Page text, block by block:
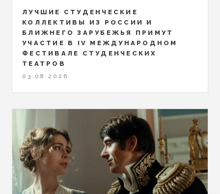
ЛУЧШИЕ СТУДЕНЧЕСКИЕ
КОЛЛЕКТИВЫ ИЗ РОССИИ И
БЛИЖНЕГО ЗАРУБЕЖЬЯ ПРИМУТ
УЧАСТИЕ В IV МЕЖДУНАРОДНОМ
ФЕСТИВАЛЕ СТУДЕНЧЕСКИХ
ТЕАТРОВ
03.08.2026